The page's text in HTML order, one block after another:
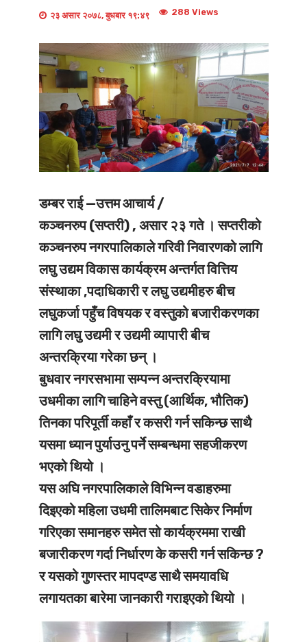
२३ असार २०७८, बुधबार १९:४९ 288 Views
डम्बर राई —उत्तम आचार्य /
कञ्चनरुप (सप्तरी) , असार २३ गते ।सप्तरीको
कञ्चनरुप नगरपालिकाले गरिवी निवारणको लागि
लघु उद्यम विकास कार्यक्रम अन्तर्गत वित्तिय
संस्थाका ,पदाधिकारी र लघु उद्यमीहरु बीच
लघुकर्जा पहुँच विषयक र वस्तुको बजारीकरणका
लागि लघु उद्यमी र उद्यमी व्यापारी बीच
अन्तरक्रिया गरेका छन् ।
बुधवार नगरसभामा सम्पन्न अन्तरक्रियामा
उधमीका लागि चाहिने वस्तु (आर्थिक, भौतिक)
तिनका परिपूर्ती कहाँ र कसरी गर्न सकिन्छ साथै
यसमा ध्यान पुर्याउनु पर्ने सम्बन्धमा सहजीकरण
भएको थियो ।
यस अघि नगरपालिकाले विभिन्न वडाहरुमा
दिइएको महिला उधमी तालिमबाट सिकेर निर्माण
गरिएका समानहरु समेत सो कार्यक्रममा राखी
बजारीकरण गर्दा निर्धारण के कसरी गर्न सकिन्छ ?
र यसको गुणस्तर मापदण्ड साथै समयावधि
लगायतका बारेमा जानकारी गराइएको थियो ।